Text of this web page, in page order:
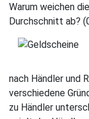
Warum weichen
Durchschnitt ab?
nach Händler und
verschiedene
zu Händler